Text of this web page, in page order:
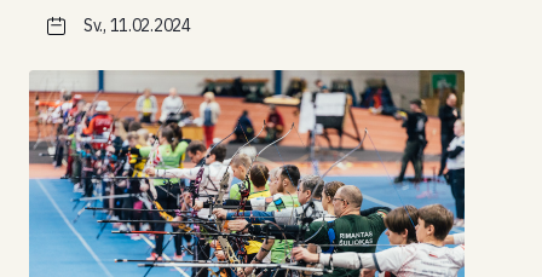
Sv., 11.02.2024